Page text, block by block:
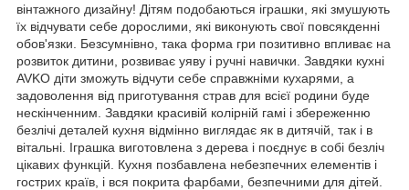
вінтажного дизайну! Дітям подобаються іграшки, які змушують
їх відчувати себе дорослими, які виконують свої повсякденні
обов'язки. Безсумнівно, така форма гри позитивно впливає на
розвиток дитини, розвиває уяву і ручні навички. Завдяки кухні
AVKO діти зможуть відчути себе справжніми кухарями, а
задоволення від приготування страв для всієї родини буде
нескінченним. Завдяки красивій колірній гамі і збереженню
безлічі деталей кухня відмінно виглядає як в дитячій, так і в
вітальні. Іграшка виготовлена ​​з дерева і поєднує в собі безліч
цікавих функцій. Кухня позбавлена ​​небезпечних елементів і
гострих країв, і вся покрита фарбами, безпечними для дітей.